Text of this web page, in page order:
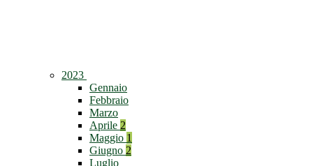
2023
Gennaio
Febbraio
Marzo
Aprile 2
Maggio 1
Giugno 2
Luglio